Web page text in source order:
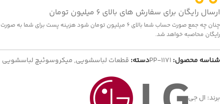
ارسال رایگان برای سفارش های بالای 6 میلیون تومان
چنان چه جمع صورت حساب شما بالای 6 میلیون تومان شود هزینه پست برای شما به صورت
رایگان محاصبه خواهد شد.
شناسه محصول: PP-1171دسته: قطعات لباسشویی, میکروسوئیچ لباسشویی
برند: ال جی